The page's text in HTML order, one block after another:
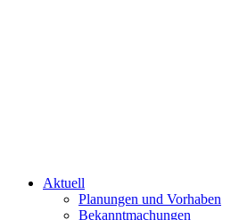
Aktuell
Planungen und Vorhaben
Bekanntmachungen